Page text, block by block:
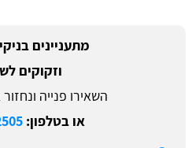
מתעניינים
וזקוקים
השאירו פנייה
או בטלפון: